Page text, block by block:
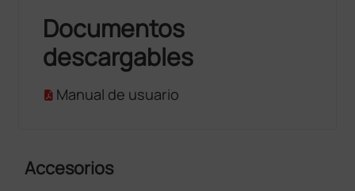
Documentos
descargables
Manual de usuario
Accesorios